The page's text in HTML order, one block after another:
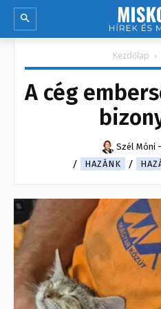
Kezdőlap
A cég
Szél Móni -
HAZÁNK